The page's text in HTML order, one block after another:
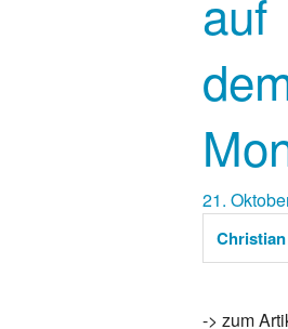
21.
-> zum